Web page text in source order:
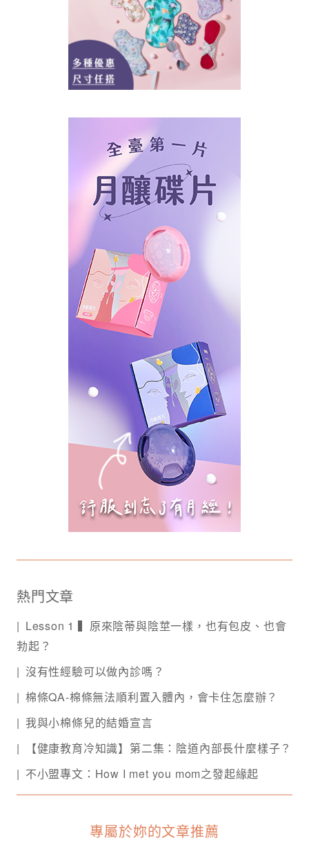
熱門文章
Lesson 1 ▍原來陰蒂與陰莖一樣，也有包皮、也會
勃起？
沒有性經驗可以做內診嗎？
棉條QA-棉條無法順利置入體內，會卡住怎麼辦？
我與小棉條兒的結婚宣言
【健康教育冷知識】第二集：陰道內部長什麼樣子？
不小盟專文：How I met you mom之發起緣起
專屬於妳的文章推薦